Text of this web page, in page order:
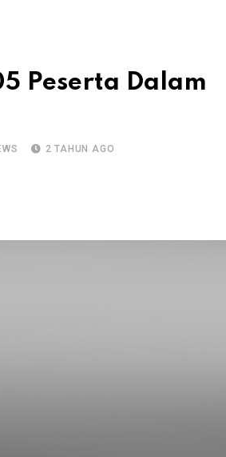
Peserta Dalam
2 TAHUN AGO